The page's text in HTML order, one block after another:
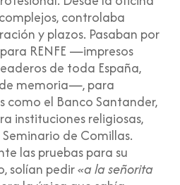
controlaba
y plazos. Pasaban por
RENFE —impresos
de toda España,
memoria—, para
como el Banco Santander,
instituciones religiosas,
de Comillas.
las pruebas para su
solían pedir«a la señorita